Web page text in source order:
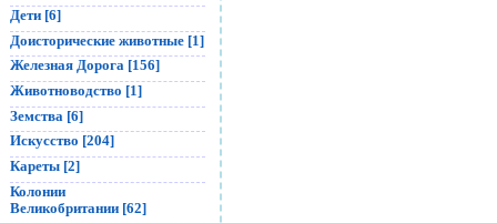
Дети [6]
Доисторические животные [1]
Железная Дорога [156]
Животноводство [1]
Земства [6]
Искусство [204]
Кареты [2]
Колонии
Великобритании [62]